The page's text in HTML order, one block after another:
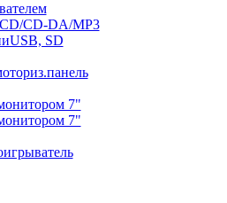
CD-DA/MP3
SD
7"
7"